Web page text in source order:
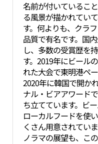
名前が付いているこ
る風景が描かれてい
す。何よりも、クラ
品質で有名です。国
し、多数の受賞歴を
す。2019年にビール
れた大会で東明港ペ
2020年に韓国で開か
ナル・ビアアワード
ち立てています。ビ
ローカルフードを使
くさん用意されてい
ノラマの展望も、こ